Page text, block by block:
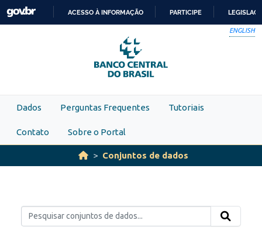
Skip to main content
PARA
O
CONTEÚDO
ACESSO À INFORMAÇÃO PARTICIPE
ENGLISH
Dados Perguntas Frequentes Tutoriais
Contato Sobre o Portal
Conjuntos de dados